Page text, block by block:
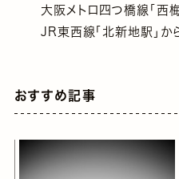
大阪メトロ四つ橋線「西
JR東西線「北新地駅」か
おすすめ記事